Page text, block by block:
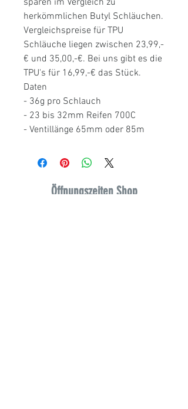
sparen im Vergleich zu
herkömmlichen Butyl Schläuchen.
Vergleichspreise für TPU
Schläuche liegen zwischen 23,99,-
€ und 35,00,-€. Bei uns gibt es die
TPU's für 16,99,-€ das Stück.
Daten
- 36g pro Schlauch
- 23 bis 32mm Reifen 700C
- Ventillänge 65mm oder 85m
Öffnungszeiten Shop